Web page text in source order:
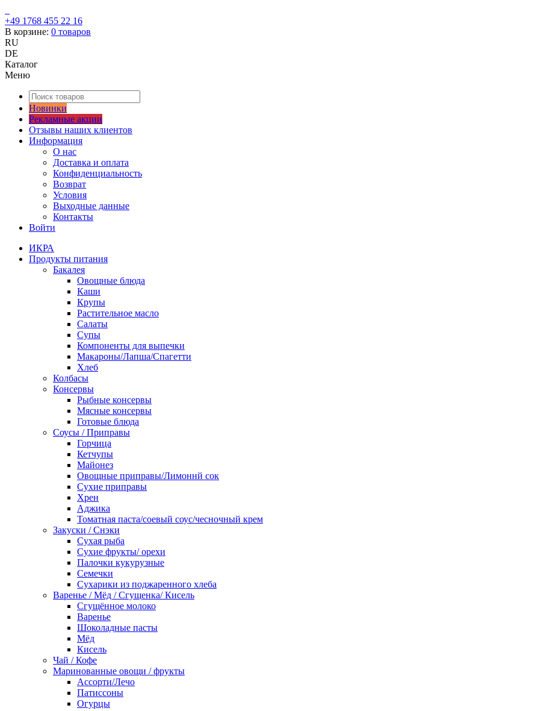
+49 1768 455 22 16
В корзине: 0 товаров
RU
DE
Каталог
Меню
Новинки
Рекламные акции
Отзывы наших клиентов
Информация
О нас
Доставка и оплата
Конфиденциальность
Возврат
Условия
Выходные данные
Контакты
Войти
ИКРА
Продукты питания
Бакалея
Овощные блюда
Каши
Крупы
Растительное масло
Салаты
Супы
Компоненты для выпечки
Макароны/Лапша/Спагетти
Хлеб
Колбасы
Консервы
Рыбные консервы
Мясные консервы
Готовые блюда
Соусы / Приправы
Горчица
Кетчупы
Майонез
Овощные приправы/Лимоннй сок
Сухие приправы
Хрен
Аджика
Томатная паста/соевый соус/чесночный крем
Закуски / Снэки
Сухая рыба
Сухие фрукты/ орехи
Палочки кукурузные
Семечки
Сухарики из поджаренного хлеба
Варенье / Мёд / Сгущенка/ Кисель
Сгущённое молоко
Варенье
Шоколадные пасты
Мёд
Кисель
Чай / Кофе
Маринованные овощи / фрукты
Ассорти/Лечо
Патиссоны
Огурцы